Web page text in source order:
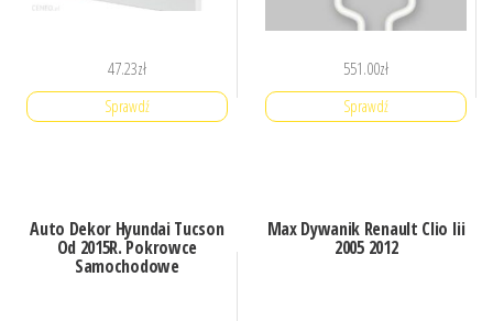
47.23zł
Sprawdź
551.00zł
Sprawdź
Auto Dekor Hyundai Tucson
Od 2015R. Pokrowce
Samochodowe
Max Dywanik Renault Clio Iii
2005 2012